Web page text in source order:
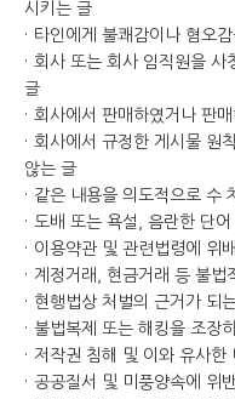
시키는 글
타인에게 불쾌감이나 혐오
회사 또는 회사 임직원을 사
글
회사에서 판매하였거나 판
회사에서 규정한 게시물 원
않는 글
같은 내용을 의도적으로 수
도배 또는 욕설, 음란한 단
이용약관 및 관련법령에 위
계정거래, 현금거래 등 불법
현행법상 처벌의 근거가 되
불법복제 또는 해킹을 조장
저작권 침해 및 이와 유사한
공공질서 및 미풍양속에 위